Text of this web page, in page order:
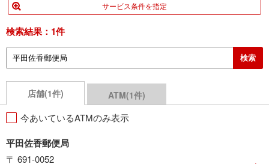
サービス条件を指定
検索結果： 1件
店舗(1件) ATM(1件)
今あいているATMのみ表示
平田佐香郵便局
〒 691-0052